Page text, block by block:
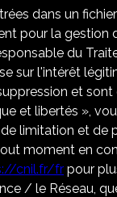
dans un
pour la gestion
du
sur l'intérêt
et sont
et libertés »,
de limitation et de
moment en
cnil.fr/fr pour
/ le Réseau,